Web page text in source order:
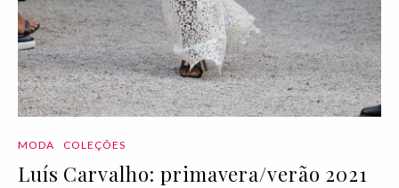
MODA COLEÇÕES
Luís Carvalho: primavera/verão 2021